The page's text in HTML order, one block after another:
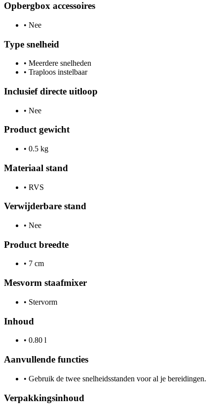
Opbergbox accessoires
• Nee
Type snelheid
• Meerdere snelheden
• Traploos instelbaar
Inclusief directe uitloop
• Nee
Product gewicht
• 0.5 kg
Materiaal stand
• RVS
Verwijderbare stand
• Nee
Product breedte
• 7 cm
Mesvorm staafmixer
• Stervorm
Inhoud
• 0.80 l
Aanvullende functies
• Gebruik de twee snelheidsstanden voor al je bereidingen.
Verpakkingsinhoud